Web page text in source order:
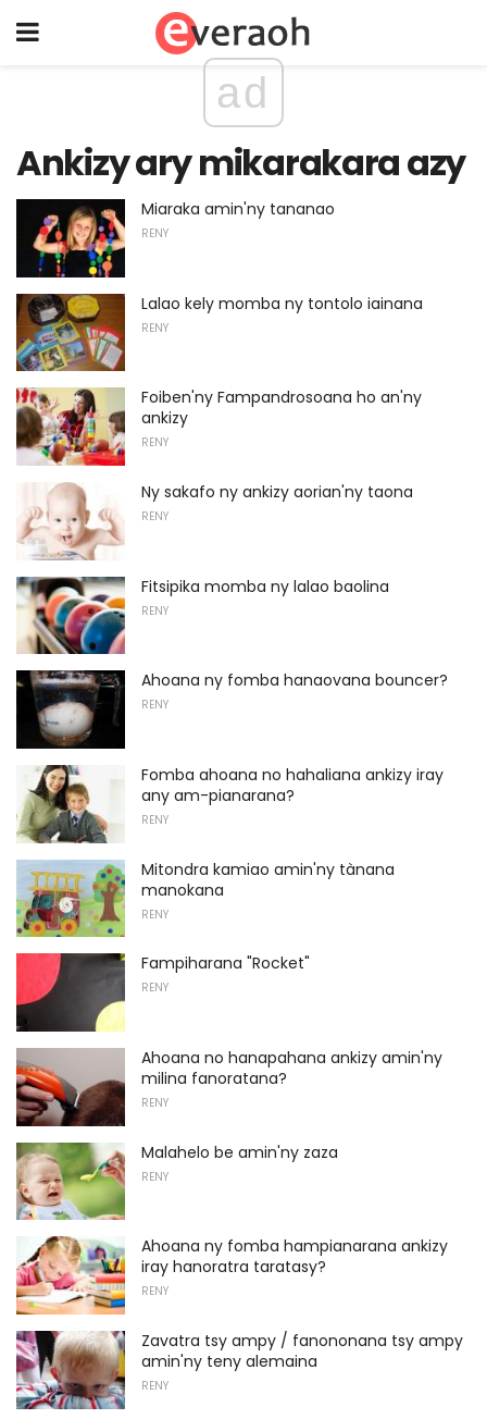
ad
Ankizy ary mikarakara azy
Miaraka amin'ny tananao
RENY
Lalao kely momba ny tontolo iainana
RENY
Foiben'ny Fampandrosoana ho an'ny
ankizy
RENY
Ny sakafo ny ankizy aorian'ny taona
RENY
Fitsipika momba ny lalao baolina
RENY
Ahoana ny fomba hanaovana bouncer?
RENY
Fomba ahoana no hahaliana ankizy iray
any am-pianarana?
RENY
Mitondra kamiao amin'ny tànana
manokana
RENY
Fampiharana "Rocket"
RENY
Ahoana no hanapahana ankizy amin'ny
milina fanoratana?
RENY
Malahelo be amin'ny zaza
RENY
Ahoana ny fomba hampianarana ankizy
iray hanoratra taratasy?
RENY
Zavatra tsy ampy / fanononana tsy ampy
amin'ny teny alemaina
RENY